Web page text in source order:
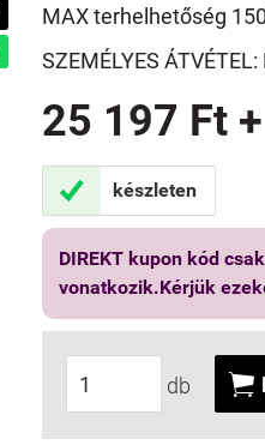
MAX terhelhetőség
SZEMÉLYES
25 197 Ft
 készleten
DIREKT kupon kód
vonatkozik.Kérjük
db 